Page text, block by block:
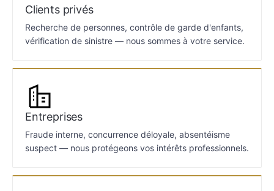
Clients privés
Recherche de personnes, contrôle de garde d'enfants,
vérification de sinistre — nous sommes à votre service.
Entreprises
Fraude interne, concurrence déloyale, absentéisme
suspect — nous protégeons vos intérêts professionnels.